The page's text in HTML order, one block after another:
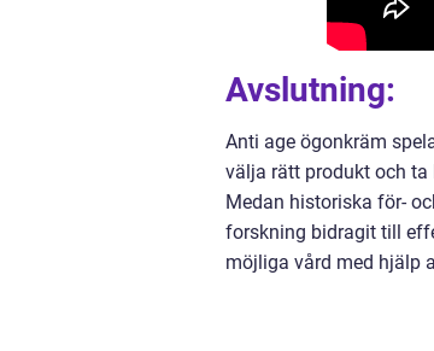
Avslutning:
Anti age ögonkräm
välja rätt produkt och
Medan historiska för-
forskning bidragit till
möjliga vård med hjälp